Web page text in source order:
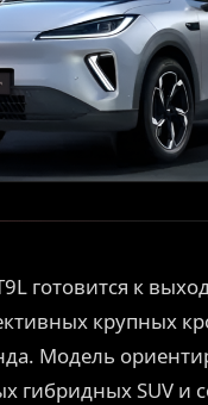
готовится к
крупных
Модель
гибридных SUV и